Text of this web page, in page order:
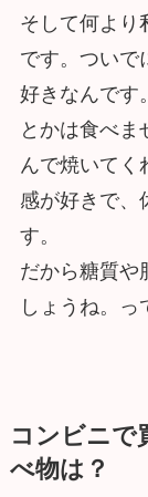
そして何より
です。ついで
好きなんです
とかは食べま
んで焼いてく
感が好きで、
す。
だから糖質や
しょうね。っ
コンビニで
べ物は？